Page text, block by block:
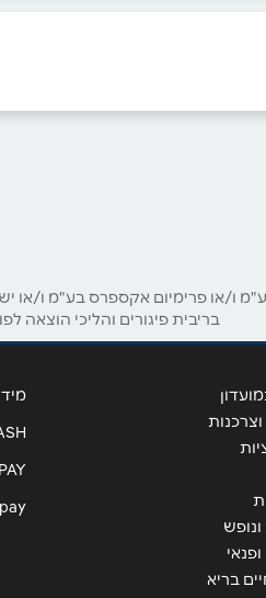
או פרימיום אקספרס בע"מ ו/או
בריבית פיגורים והליכי הוצאה
וצרכנות
ונופש
בריא